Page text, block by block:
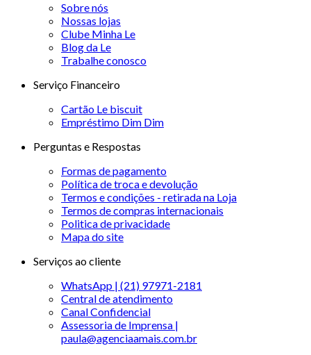
Sobre nós
Nossas lojas
Clube Minha Le
Blog da Le
Trabalhe conosco
Serviço Financeiro
Cartão Le biscuit
Empréstimo Dim Dim
Perguntas e Respostas
Formas de pagamento
Política de troca e devolução
Termos e condições - retirada na Loja
Termos de compras internacionais
Politica de privacidade
Mapa do site
Serviços ao cliente
WhatsApp | (21) 97971-2181
Central de atendimento
Canal Confidencial
Assessoria de Imprensa |
paula@agenciaamais.com.br